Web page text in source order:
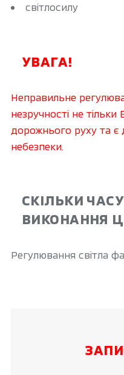
світлосилу
УВАГА!
Неправильне
незручності не
дорожнього руху та є
небезпеки.
СКІЛЬКИ
ВИКОНАННЯ
Регулювання світла